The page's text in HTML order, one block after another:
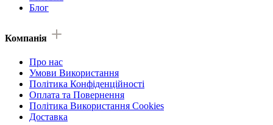
Блог
Компанія
Про нас
Умови Використання
Політика Конфіденційності
Оплата та Повернення
Політика Використання Cookies
Доставка